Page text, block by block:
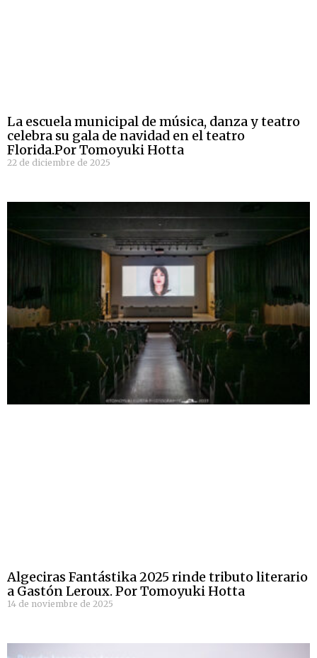
La escuela municipal de música, danza y teatro
celebra su gala de navidad en el teatro
Florida.Por Tomoyuki Hotta
22 de diciembre de 2025
Algeciras Fantástika 2025 rinde tributo literario
a Gastón Leroux. Por Tomoyuki Hotta
14 de noviembre de 2025